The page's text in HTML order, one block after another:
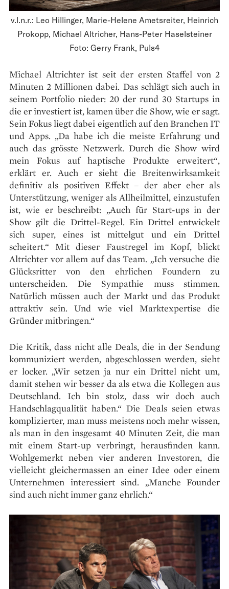
v.l.n.r.: Leo Hillinger, Marie-Helene Ametsreiter, Heinrich
Prokopp, Michael Altricher, Hans-Peter Haselsteiner
Foto: Gerry Frank, Puls4
Michael Altrichter ist seit der ersten Staffel von 2
Minuten 2 Millionen dabei. Das schlägt sich auch in
seinem Portfolio nieder: 20 der rund 30 Startups in
die er investiert ist, kamen über die Show, wie er sagt.
Sein Fokus liegt dabei eigentlich auf den Branchen IT
und Apps. „Da habe ich die meiste Erfahrung und
auch das grösste Netzwerk. Durch die Show wird
mein Fokus auf haptische Produkte erweitert“,
erklärt er. Auch er sieht die Breitenwirksamkeit
definitiv als positiven Effekt – der aber eher als
Unterstützung, weniger als Allheilmittel, einzustufen
ist, wie er beschreibt: „Auch für Start-ups in der
Show gilt die Drittel-Regel. Ein Drittel entwickelt
sich super, eines ist mittelgut und ein Drittel
scheitert.“ Mit dieser Faustregel im Kopf, blickt
Altrichter vor allem auf das Team. „Ich versuche die
Glücksritter von den ehrlichen Foundern zu
unterscheiden. Die Sympathie muss stimmen.
Natürlich müssen auch der Markt und das Produkt
attraktiv sein. Und wie viel Marktexpertise die
Gründer mitbringen.“
Die Kritik, dass nicht alle Deals, die in der Sendung
kommuniziert werden, abgeschlossen werden, sieht
er locker. „Wir setzen ja nur ein Drittel nicht um,
damit stehen wir besser da als etwa die Kollegen aus
Deutschland. Ich bin stolz, dass wir doch auch
Handschlagqualität haben.“ Die Deals seien etwas
komplizierter, man muss meistens noch mehr wissen,
als man in den insgesamt 40 Minuten Zeit, die man
mit einem Start-up verbringt, herausfinden kann.
Wohlgemerkt neben vier anderen Investoren, die
vielleicht gleichermassen an einer Idee oder einem
Unternehmen interessiert sind. „Manche Founder
sind auch nicht immer ganz ehrlich.“